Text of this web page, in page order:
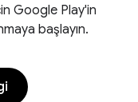
Google Play'in
başlayın.